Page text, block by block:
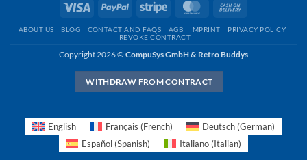
Visa PayPal Stripe MasterCard
Delivery
ABOUT US BLOG CONTACT AND FAQS AGB IMPRINT
PRIVACY POLICY
REVOKE CONTRACT
Copyright 2026 © CompuSys GmbH & Retro Buddys
WITHDRAW FROM CONTRACT
English Français (French) Deutsch (German)
Español (Spanish) Italiano (Italian)